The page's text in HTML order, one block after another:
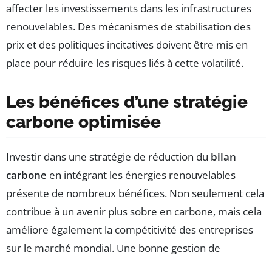
affecter les investissements dans les infrastructures
renouvelables. Des mécanismes de stabilisation des
prix et des politiques incitatives doivent être mis en
place pour réduire les risques liés à cette volatilité.
Les bénéfices d’une stratégie
carbone optimisée
Investir dans une stratégie de réduction du bilan
carbone en intégrant les énergies renouvelables
présente de nombreux bénéfices. Non seulement cela
contribue à un avenir plus sobre en carbone, mais cela
améliore également la compétitivité des entreprises
sur le marché mondial. Une bonne gestion de